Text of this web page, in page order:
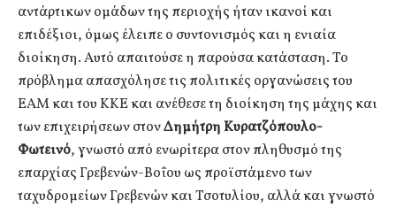
αντάρτικων ομάδων της περιοχής ήταν ικανοί και
επιδέξιοι, όμως έλειπε ο συντονισμός και η ενιαία
διοίκηση. Αυτό απαιτούσε η παρούσα κατάσταση. Το
πρόβλημα απασχόλησε τις πολιτικές οργανώσεις του
ΕΑΜ και του ΚΚΕ και ανέθεσε τη διοίκηση της μάχης και
των επιχειρήσεων στονΔημήτρη Κυρατζόπουλο-
Φωτεινό, γνωστό από ενωρίτερα στον πληθυσμό της
επαρχίας Γρεβενών-Βοΐου ως προϊστάμενο των
ταχυδρομείων Γρεβενών και Τσοτυλίου, αλλά και γνωστό